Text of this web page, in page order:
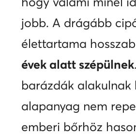
jobb. A drágább
élettartama
évek alatt szépülnek
barázdák alakulnak
alapanyag nem
emberi bőrhöz